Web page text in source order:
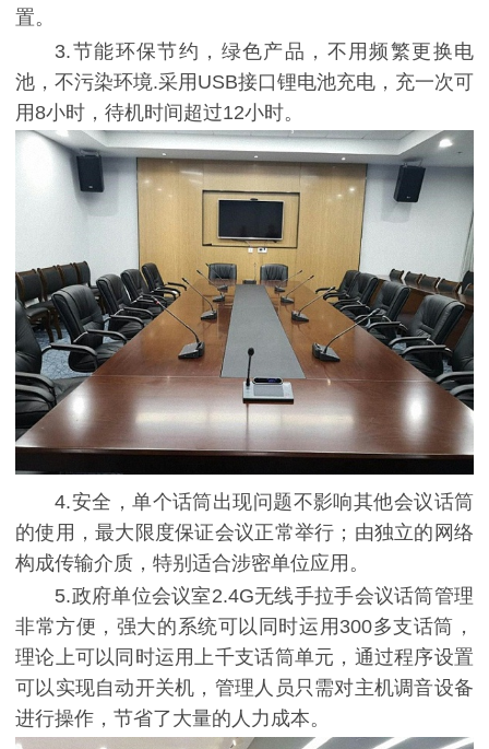
置。
3.节能环保节约，绿色产品，不用频繁更换电
池，不污染环境.采用USB接口锂电池充电，充一次可
用8小时，待机时间超过12小时。
4.安全，单个话筒出现问题不影响其他会议话筒
的使用，最大限度保证会议正常举行；由独立的网络
构成传输介质，特别适合涉密单位应用。
5.政府单位会议室2.4G无线手拉手会议话筒管理
非常方便，强大的系统可以同时运用300多支话筒，
理论上可以同时运用上千支话筒单元，通过程序设置
可以实现自动开关机，管理人员只需对主机调音设备
进行操作，节省了大量的人力成本。